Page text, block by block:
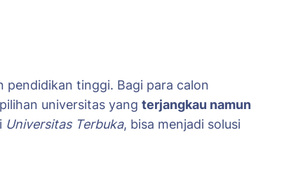
pendidikan tinggi. Bagi para calon
universitas yang terjangkau namun
Universitas Terbuka, bisa menjadi solusi